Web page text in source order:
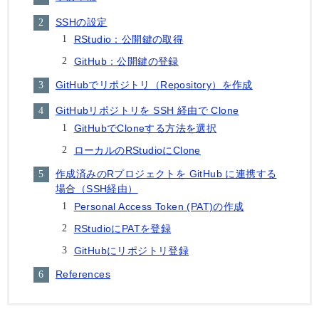
SSHの設定
RStudio：公開鍵の取得
GitHub：公開鍵の登録
GitHubでリポジトリ（Repository）を作成
GitHubリポジトリを SSH 経由で Clone
GitHubでCloneする方法を選択
ローカルのRStudioにClone
作成済みのRプロジェクトを GitHub に連携する
場合（SSH経由）
Personal Access Token (PAT)の作成
RStudioにPATを登録
GitHubにリポジトリ登録
References